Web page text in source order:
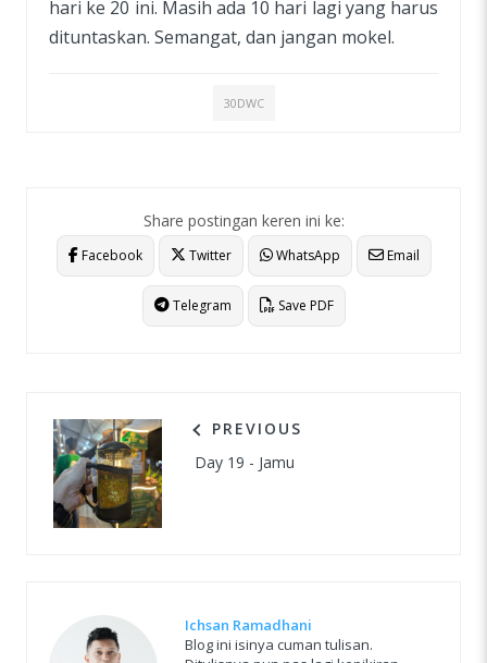
hari ke 20 ini. Masih ada 10 hari lagi yang harus
dituntaskan. Semangat, dan jangan mokel.
30DWC
Share postingan keren ini ke:
Facebook Twitter WhatsApp Email
Telegram Save PDF
PREVIOUS
Day 19 - Jamu
Ichsan Ramadhani
Blog ini isinya cuman tulisan.